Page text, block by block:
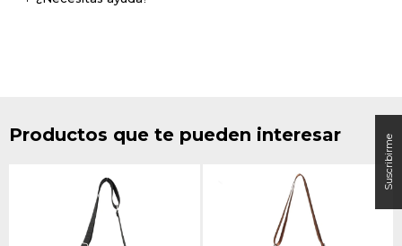
Productos que te pueden interesar